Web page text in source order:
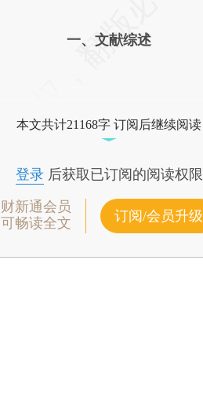
一、文献综述
本文共计21168字 订阅后继续阅读
登录后获取已订阅的阅读权限
财新通会员
可畅读全文
订阅/会员升级